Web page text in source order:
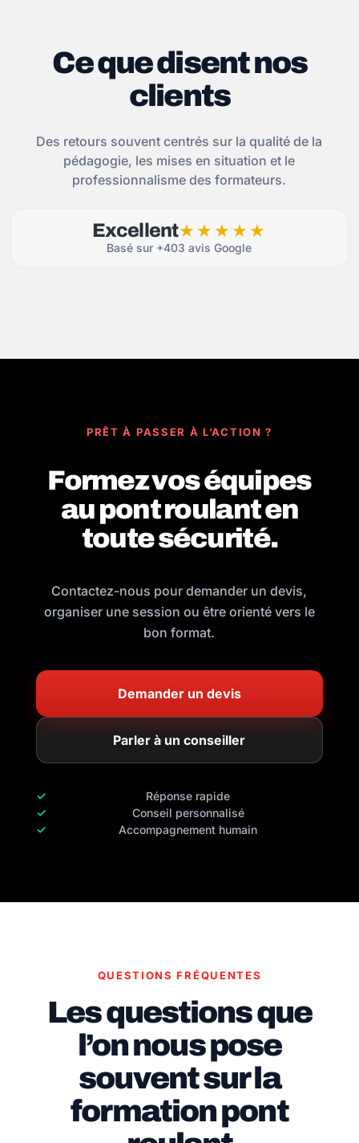
Ce que disent nos
clients
Des retours souvent centrés sur la qualité de la
pédagogie, les mises en situation et le
professionnalisme des formateurs.
Excellent★★★★★
Basé sur +403 avis Google
PRÊT À PASSER À L’ACTION ?
Formez vos équipes
au pont roulant en
toute sécurité.
Contactez-nous pour demander un devis,
organiser une session ou être orienté vers le
bon format.
Demander un devis
Parler à un conseiller
Réponse rapide
Conseil personnalisé
Accompagnement humain
QUESTIONS FRÉQUENTES
Les questions que
l’on nous pose
souvent sur la
formation pont